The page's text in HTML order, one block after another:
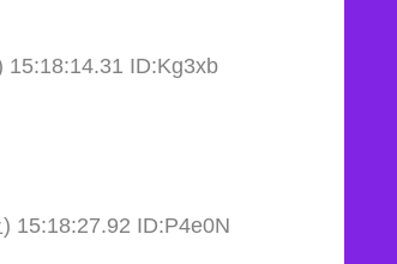
15:18:14.31 ID:Kg3xb
15:18:27.92 ID:P4e0N